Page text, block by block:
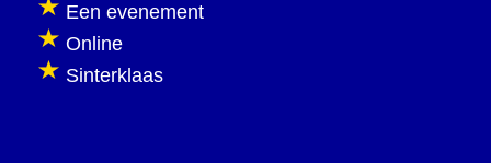
Een evenement
Online
Sinterklaas